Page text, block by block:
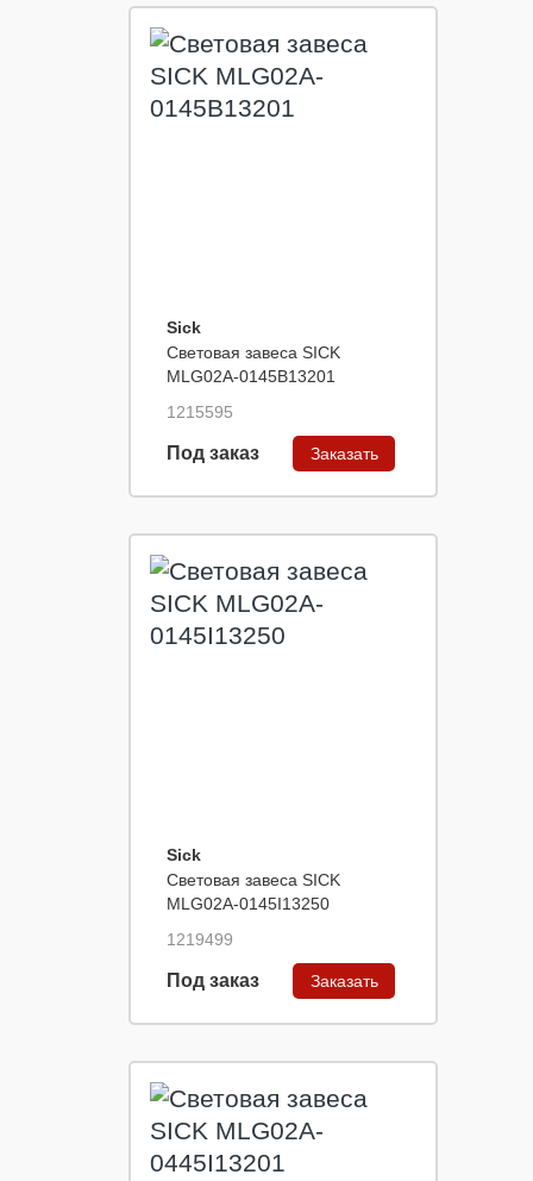
Sick
Световая завеса SICK
MLG02A-0145B13201
1215595
Под заказ Заказать
Sick
Световая завеса SICK
MLG02A-0145I13250
1219499
Под заказ Заказать